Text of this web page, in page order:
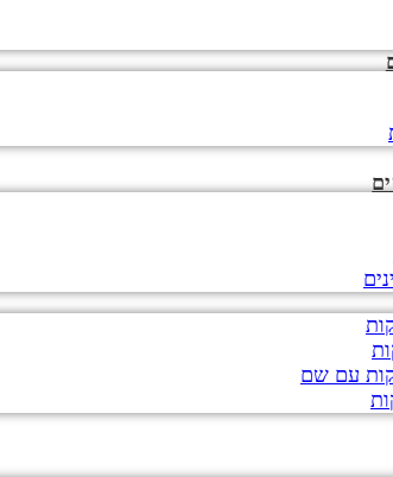
עם שם